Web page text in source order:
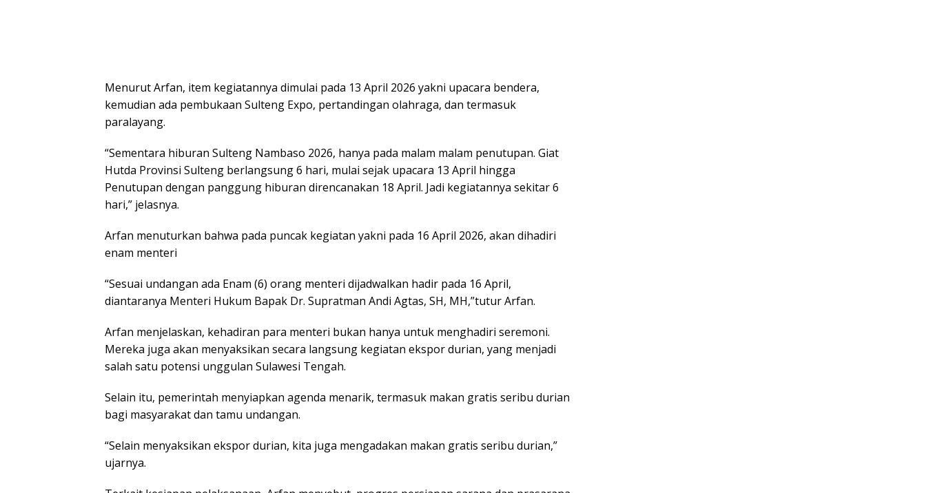
Menurut Arfan, item kegiatannya dimulai pada 13 April 2026 yakni upacara bendera,
kemudian ada pembukaan Sulteng Expo, pertandingan olahraga, dan termasuk
paralayang.
“Sementara hiburan Sulteng Nambaso 2026, hanya pada malam malam penutupan. Giat
Hutda Provinsi Sulteng berlangsung 6 hari, mulai sejak upacara 13 April hingga
Penutupan dengan panggung hiburan direncanakan 18 April. Jadi kegiatannya sekitar 6
hari,” jelasnya.
Arfan menuturkan bahwa pada puncak kegiatan yakni pada 16 April 2026, akan dihadiri
enam menteri
“Sesuai undangan ada Enam (6) orang menteri dijadwalkan hadir pada 16 April,
diantaranya Menteri Hukum Bapak Dr. Supratman Andi Agtas, SH, MH,”tutur Arfan.
Arfan menjelaskan, kehadiran para menteri bukan hanya untuk menghadiri seremoni.
Mereka juga akan menyaksikan secara langsung kegiatan ekspor durian, yang menjadi
salah satu potensi unggulan Sulawesi Tengah.
Selain itu, pemerintah menyiapkan agenda menarik, termasuk makan gratis seribu durian
bagi masyarakat dan tamu undangan.
“Selain menyaksikan ekspor durian, kita juga mengadakan makan gratis seribu durian,”
ujarnya.